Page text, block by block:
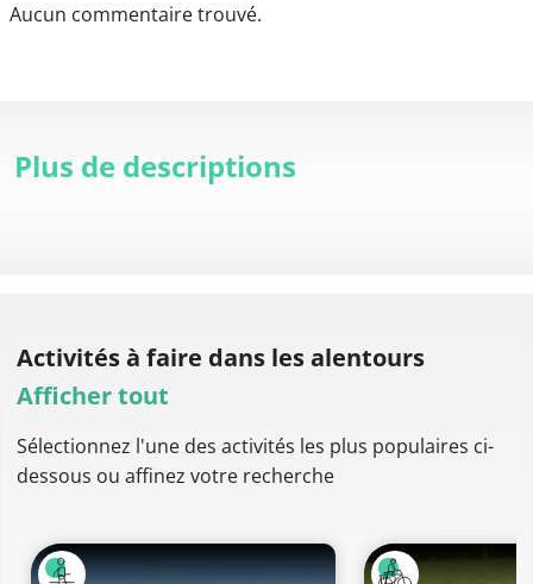
Aucun commentaire trouvé.
Plus de descriptions
Activités à faire dans les alentours
Afficher tout
Sélectionnez l'une des activités les plus populaires ci-
dessous ou affinez votre recherche